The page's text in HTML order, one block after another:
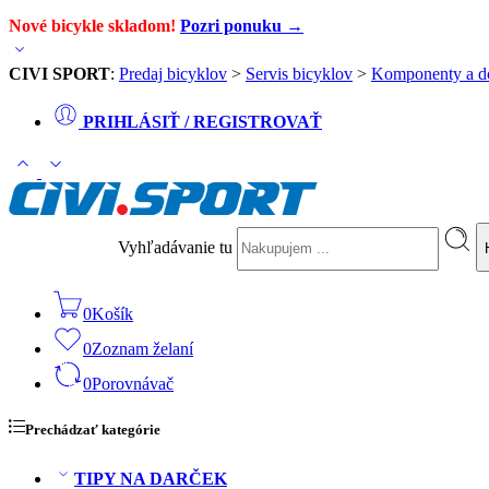
Nové bicykle skladom! Pozri ponuku →
CIVI SPORT: Predaj bicyklov > Servis bicyklov > Komponenty a
PRIHLÁSIŤ / REGISTROVAŤ
Vyhľadávanie tu
0Košík
0Zoznam želaní
0Porovnávač
Prechádzať kategórie
TIPY NA DARČEK